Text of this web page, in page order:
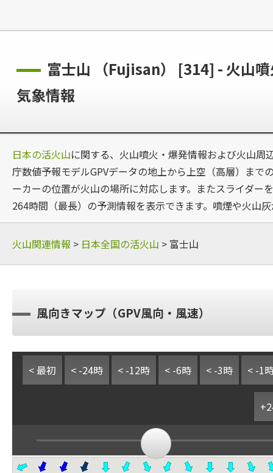
富士山 （Fujisan） [314] - 火山
気象情報
日本の活火山に関する、火山噴火・爆発情報および火山周
庁数値予報モデルGPVデータの地上から上空（高層）ま
ーカーの位置が火山の場所に対応します。またスライダ
264時間（最長）の予測情報を表示できます。噴煙や火山
火山関連情報 > 日本全国の活火山 > 富士山
風向きマップ（GPV風向・風速）
< 最初 < -24時 < -12時 < -6時 < -3時 < -1